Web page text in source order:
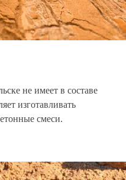
не имеет в составе
изготавливать
смеси.